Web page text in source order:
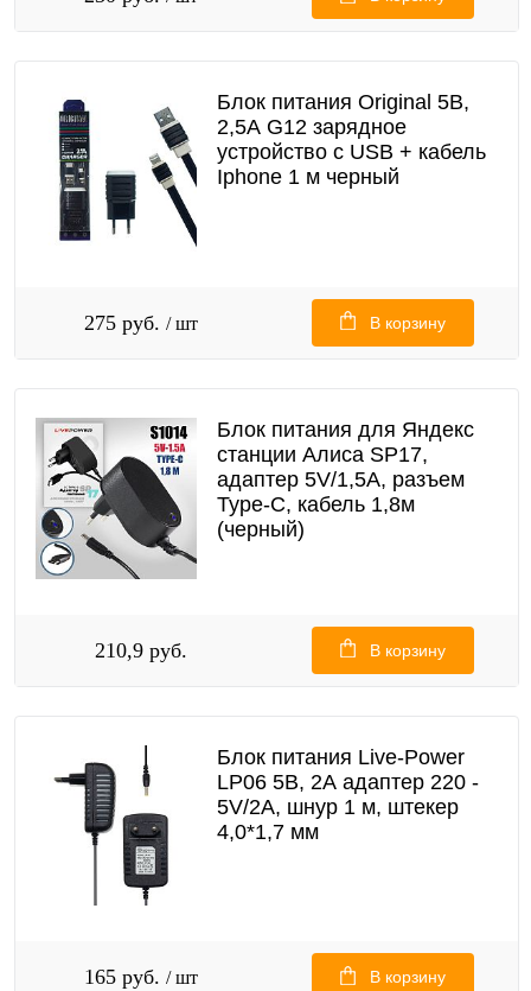
Блок питания Original 5В,
2,5А G12 зарядное
устройство с USB + кабель
Iphone 1 м черный
275 руб. / шт В корзину
Блок питания для Яндекс
станции Алиса SP17,
адаптер 5V/1,5A, разъем
Type-C, кабель 1,8м
(черный)
210,9 руб. В корзину
Блок питания Live-Power
LP06 5В, 2А адаптер 220 -
5V/2A, шнур 1 м, штекер
4,0*1,7 мм
165 руб. / шт В корзину